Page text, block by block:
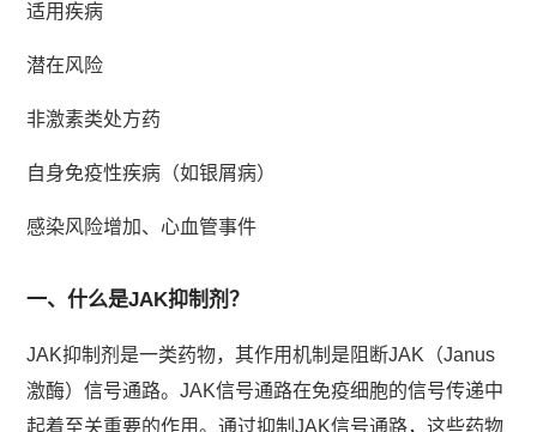
适用疾病
潜在风险
非激素类处方药
自身免疫性疾病（如银屑病）
感染风险增加、心血管事件
一、什么是JAK抑制剂？
JAK抑制剂是一类药物，其作用机制是阻断JAK（Janus
激酶）信号通路。JAK信号通路在免疫细胞的信号传递中
起着至关重要的作用。通过抑制JAK信号通路，这些药物